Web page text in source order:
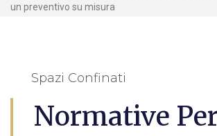
un preventivo su misura
Spazi Confinati
Normative